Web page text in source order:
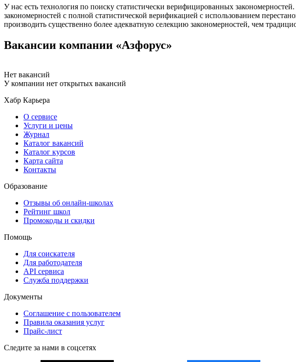
У нас есть технология по поиску статистически верифицированных
закономерностей с полной статистической верификацией с использованием
производить существенно более адекватную селекцию закономерностей, чем
Вакансии компании «Азфорус»
Нет вакансий
У компании нет открытых вакансий
Хабр Карьера
О сервисе
Услуги и цены
Журнал
Каталог вакансий
Каталог курсов
Карта сайта
Контакты
Образование
Отзывы об онлайн-школах
Рейтинг школ
Промокоды и скидки
Помощь
Для соискателя
Для работодателя
API сервиса
Служба поддержки
Документы
Соглашение с пользователем
Правила оказания услуг
Прайс-лист
Следите за нами в соцсетях